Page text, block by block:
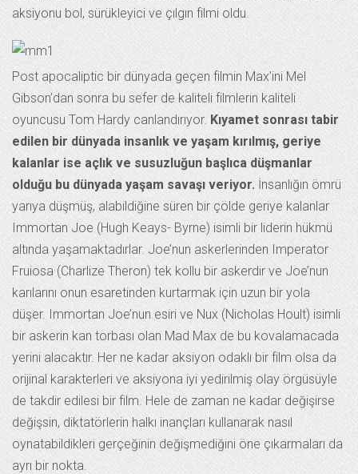
aksiyonu bol, sürükleyici ve çılgın filmi oldu.
Post apocaliptic bir dünyada geçen filmin Max’ini Mel
Gibson’dan sonra bu sefer de kaliteli filmlerin kaliteli
oyuncusu Tom Hardy canlandırıyor. Kıyamet sonrası tabir
edilen bir dünyada insanlık ve yaşam kırılmış, geriye
kalanlar ise açlık ve susuzluğun başlıca düşmanlar
olduğu bu dünyada yaşam savaşı veriyor. İnsanlığın ömrü
yarıya düşmüş, alabildiğine süren bir çölde geriye kalanlar
Immortan Joe (Hugh Keays- Byrne) isimli bir liderin hükmü
altında yaşamaktadırlar. Joe’nun askerlerinden Imperator
Fruiosa (Charlize Theron) tek kollu bir askerdir ve Joe’nun
karılarını onun esaretinden kurtarmak için uzun bir yola
düşer. Immortan Joe’nun esiri ve Nux (Nicholas Hoult) isimli
bir askerin kan torbası olan Mad Max de bu kovalamacada
yerini alacaktır. Her ne kadar aksiyon odaklı bir film olsa da
orijinal karakterleri ve aksiyona iyi yedirilmiş olay örgüsüyle
de takdir edilesi bir film. Hele de zaman ne kadar değişirse
değişsin, diktatörlerin halkı inançları kullanarak nasıl
oynatabildikleri gerçeğinin değişmediğini öne çıkarmaları da
ayrı bir nokta.